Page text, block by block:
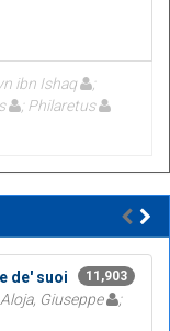
ibn Ishaq
; Philaretus
11,903
de' suoi
Giuseppe
;